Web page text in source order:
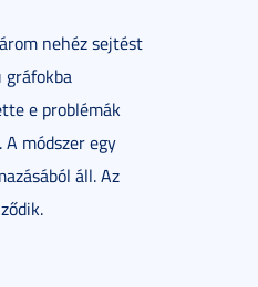
nehéz sejtést
gráfokba
e problémák
módszer egy
áll. Az